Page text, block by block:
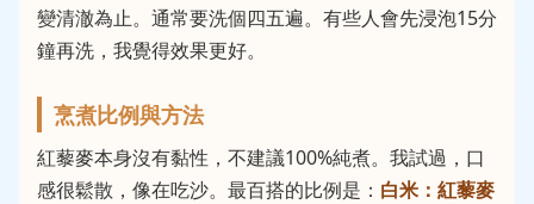
變清澈為止。通常要洗個四五遍。有些人會先浸泡15分
鐘再洗，我覺得效果更好。
烹煮比例與方法
紅藜麥本身沒有黏性，不建議100%純煮。我試過，口
感很鬆散，像在吃沙。最百搭的比例是： 白米：紅藜麥